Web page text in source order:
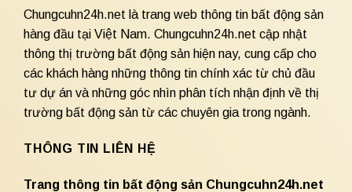
Chungcuhn24h.net là trang web thông tin bất động sản
hàng đầu tại Việt Nam. Chungcuhn24h.net cập nhật
thông thị trường bất động sản hiện nay, cung cấp cho
các khách hàng những thông tin chính xác từ chủ đầu
tư dự án và những góc nhìn phân tích nhận định về thị
trường bất động sản từ các chuyên gia trong ngành.
THÔNG TIN LIÊN HỆ
Trang thông tin bất động sản Chungcuhn24h.net